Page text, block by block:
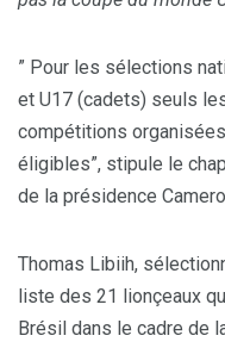
” Pour les sélections
et U17 (cadets) seuls
compétitions
éligibles”, stipule le
de la présidence
Thomas Libiih,
liste des 21 lionçeaux
Brésil dans le cadre de